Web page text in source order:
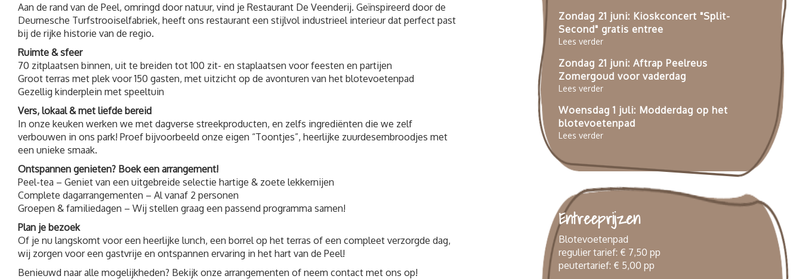
Aan de rand van de Peel, omringd door natuur, vind je Restaurant De Veenderij. Geïnspireerd door de
Deurnesche Turfstrooiselfabriek, heeft ons restaurant een stijlvol industrieel interieur dat perfect past
bij de rijke historie van de regio.
Ruimte & sfeer
70 zitplaatsen binnen, uit te breiden tot 100 zit- en staplaatsen voor feesten en partijen
Groot terras met plek voor 150 gasten, met uitzicht op de avonturen van het blotevoetenpad
Gezellig kinderplein met speeltuin
Vers, lokaal & met liefde bereid
In onze keuken werken we met dagverse streekproducten, en zelfs ingrediënten die we zelf
verbouwen in ons park! Proef bijvoorbeeld onze eigen “Toontjes”, heerlijke zuurdesembroodjes met
een unieke smaak.
Ontspannen genieten? Boek een arrangement!
Peel-tea – Geniet van een uitgebreide selectie hartige & zoete lekkernijen
Complete dagarrangementen – Al vanaf 2 personen
Groepen & familiedagen – Wij stellen graag een passend programma samen!
Plan je bezoek
Of je nu langskomt voor een heerlijke lunch, een borrel op het terras of een compleet verzorgde dag,
wij zorgen voor een gastvrije en ontspannen ervaring in het hart van de Peel!
Benieuwd naar alle mogelijkheden? Bekijk onze arrangementen of neem contact met ons op!
Zondag 21 juni: Kioskconcert "Split-
Second" gratis entree
Lees verder
Zondag 21 juni: Aftrap Peelreus
Zomergoud voor vaderdag
Lees verder
Woensdag 1 juli: Modderdag op het
blotevoetenpad
Lees verder
Entreeprijzen
Blotevoetenpad
regulier tarief: € 7,50 pp
peutertarief: € 5,00 pp